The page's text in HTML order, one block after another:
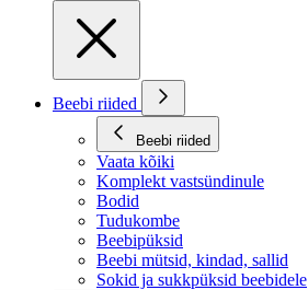
Beebi riided
Beebi riided
Vaata kõiki
Komplekt vastsündinule
Bodid
Tudukombe
Beebipüksid
Beebi mütsid, kindad, sallid
Sokid ja sukkpüksid beebidele